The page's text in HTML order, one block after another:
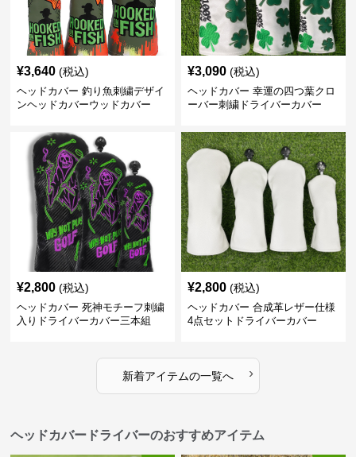
¥3,640 (税込)
ヘッドカバー 釣り魚刺繍デザイ
ンヘッドカバーウッドカバー
¥3,090 (税込)
ヘッドカバー 幸運の四つ葉クロ
ーバー刺繍ドライバーカバー
¥2,800 (税込)
ヘッドカバー 死神モチーフ刺繍
入りドライバーカバー三本組
¥2,800 (税込)
ヘッドカバー 合成革レザー仕様
4点セットドライバーカバー
新着アイテムの一覧へ ›
ヘッドカバードライバーのおすすめアイテム